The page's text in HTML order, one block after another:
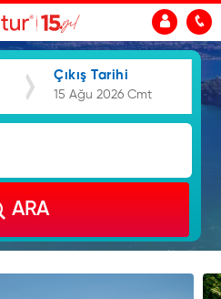
Çıkış Tarihi
ARA